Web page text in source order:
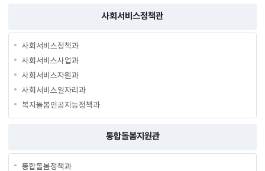
사회서비스정책관
사회서비스정책과
사회서비스사업과
사회서비스자원과
사회서비스일자리과
복지돌봄인공지능정책과
통합돌봄지원관
통합돌봄정책과